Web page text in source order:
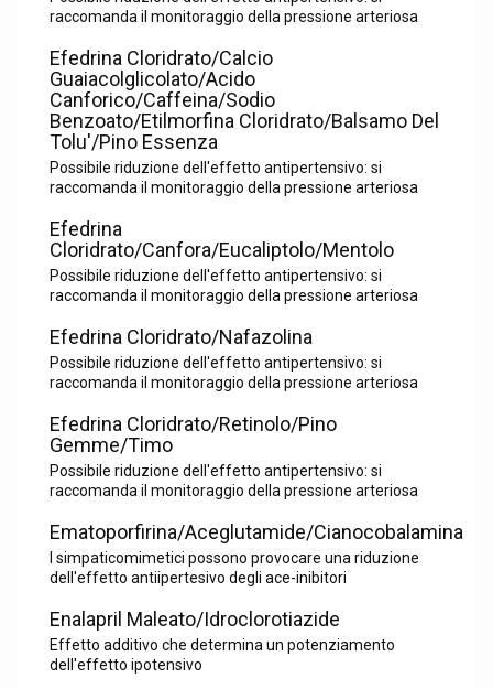
raccomanda il monitoraggio della pressione arteriosa
Efedrina Cloridrato/Calcio
Guaiacolglicolato/Acido
Canforico/Caffeina/Sodio
Benzoato/Etilmorfina Cloridrato/Balsamo Del
Tolu'/Pino Essenza
Possibile riduzione dell'effetto antipertensivo: si
raccomanda il monitoraggio della pressione arteriosa
Efedrina
Cloridrato/Canfora/Eucaliptolo/Mentolo
Possibile riduzione dell'effetto antipertensivo: si
raccomanda il monitoraggio della pressione arteriosa
Efedrina Cloridrato/Nafazolina
Possibile riduzione dell'effetto antipertensivo: si
raccomanda il monitoraggio della pressione arteriosa
Efedrina Cloridrato/Retinolo/Pino
Gemme/Timo
Possibile riduzione dell'effetto antipertensivo: si
raccomanda il monitoraggio della pressione arteriosa
Ematoporfirina/Aceglutamide/Cianocobalamina
I simpaticomimetici possono provocare una riduzione
dell'effetto antiipertesivo degli ace-inibitori
Enalapril Maleato/Idroclorotiazide
Effetto additivo che determina un potenziamento
dell'effetto ipotensivo